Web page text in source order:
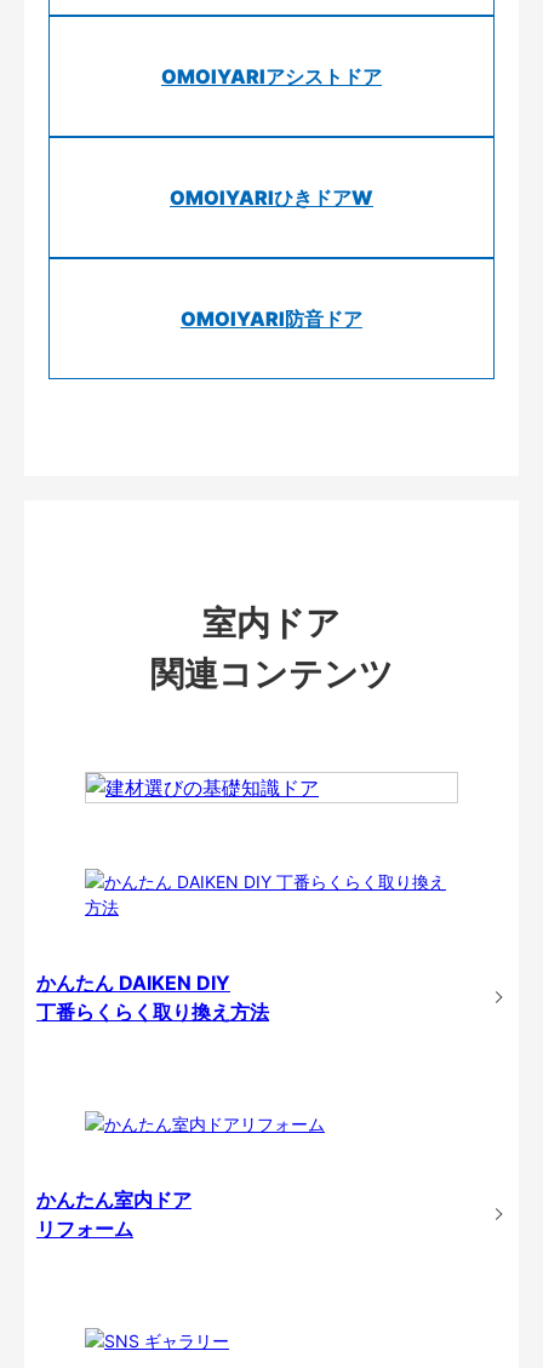
OMOIYARIアシストドア
OMOIYARIひきドアW
OMOIYARI防音ドア
室内ドア
関連コンテンツ
かんたん DAIKEN DIY
丁番らくらく取り換え方法
かんたん室内ドア
リフォーム